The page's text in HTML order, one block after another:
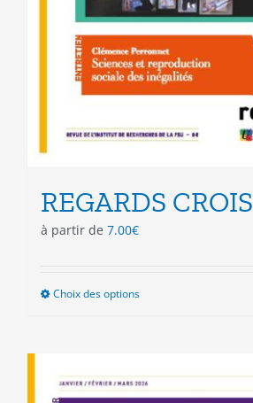
REGARDS
à partir de 7.00€
Choix des optionsCe
variations.